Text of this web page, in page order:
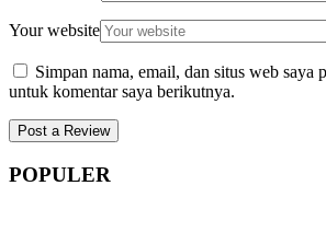
Your website
Simpan nama, email, dan situs web saya
untuk komentar saya berikutnya.
POPULER